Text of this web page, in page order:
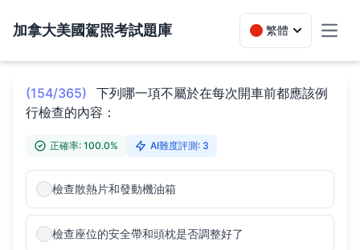
加拿大美國駕照考試題庫 繁體
(154/365)
下列哪一項不屬於在每次開車前都應該例
行檢查的內容：
正確率: 100.0% AI難度評測: 3
檢查散熱片和發動機油箱
檢查座位的安全帶和頭枕是否調整好了